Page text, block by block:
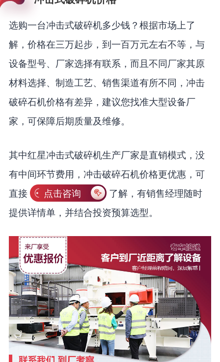
选购一台冲击式破碎机多少钱？根据市场上了
解，价格在三万起步，到一百万元左右不等，与
设备型号、厂家选择有联系，而且不同厂家其原
材料选择、制造工艺、销售渠道有所不同，冲击
破碎石机价格有差异，建议您找准大型设备厂
家，可保障后期质量及维修。
其中红星冲击式破碎机生产厂家是直销模式，没
有中间环节费用，冲击破碎石机价格更优惠，可
直接
点击咨询
了解，有销售经理随时
提供详情单，并结合投资预算选型。